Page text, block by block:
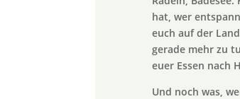
hat, wer
euch auf der
gerade mehr zu
euer Essen nach
Und noch was,